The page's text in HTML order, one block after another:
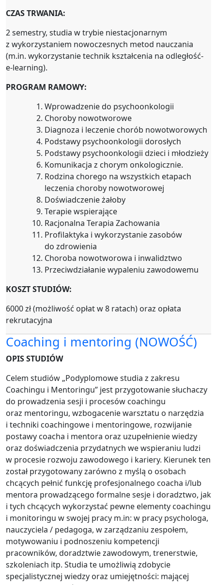
CZAS TRWANIA:
2 semestry, studia w trybie niestacjonarnym
z wykorzystaniem nowoczesnych metod nauczania
(m.in. wykorzystanie technik kształcenia na odległość-
e-learning).
PROGRAM RAMOWY:
Wprowadzenie do psychoonkologii
Choroby nowotworowe
Diagnoza i leczenie chorób nowotworowych
Podstawy psychoonkologii dorosłych
Podstawy psychoonkologii dzieci i młodzieży
Komunikacja z chorym onkologicznie.
Rodzina chorego na wszystkich etapach
leczenia choroby nowotworowej
Doświadczenie żałoby
Terapie wspierające
Racjonalna Terapia Zachowania
Profilaktyka i wykorzystanie zasobów
do zdrowienia
Choroba nowotworowa i inwalidztwo
Przeciwdziałanie wypaleniu zawodowemu
KOSZT STUDIÓW:
6000 zł (możliwość opłat w 8 ratach) oraz opłata
rekrutacyjna
Coaching i mentoring (NOWOŚĆ)
OPIS STUDIÓW
Celem studiów „Podyplomowe studia z zakresu
Coachingu i Mentoringu” jest przygotowanie słuchaczy
do prowadzenia sesji i procesów coachingu
oraz mentoringu, wzbogacenie warsztatu o narzędzia
i techniki coachingowe i mentoringowe, rozwijanie
postawy coacha i mentora oraz uzupełnienie wiedzy
oraz doświadczenia przydatnych we wspieraniu ludzi
w procesie rozwoju zawodowego i kariery. Kierunek ten
został przygotowany zarówno z myślą o osobach
chcących pełnić funkcję profesjonalnego coacha i/lub
mentora prowadzącego formalne sesje i doradztwo, jak
i tych chcących wykorzystać pewne elementy coachingu
i monitoringu w swojej pracy m.in: w pracy psychologa,
nauczyciela / pedagoga, w zarządzaniu zespołem,
motywowaniu i podnoszeniu kompetencji
pracowników, doradztwie zawodowym, trenerstwie,
szkoleniach itp. Studia te umożliwią zdobycie
specjalistycznej wiedzy oraz umiejętności: mającej